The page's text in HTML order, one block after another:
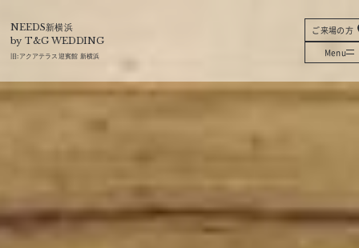
NEEDS新横浜
by T&G WEDDING
旧:アクアテラス迎賓館 新横浜
ご来場の方
Menu